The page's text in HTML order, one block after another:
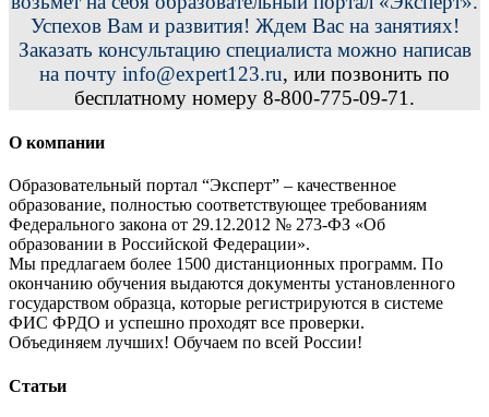
Успехов Вам и развития! Ждем Вас на занятиях!
Заказать консультацию специалиста можно написав
на почту info@expert123.ru, или позвонить по
бесплатному номеру 8-800-775-09-71.
О компании
Образовательный портал “Эксперт” – качественное
образование, полностью соответствующее требованиям
Федерального закона от 29.12.2012 № 273-ФЗ «Об
образовании в Российской Федерации».
Мы предлагаем более 1500 дистанционных программ. По
окончанию обучения выдаются документы установленного
государством образца, которые регистрируются в системе
ФИС ФРДО и успешно проходят все проверки.
Объединяем лучших! Обучаем по всей России!
Статьи